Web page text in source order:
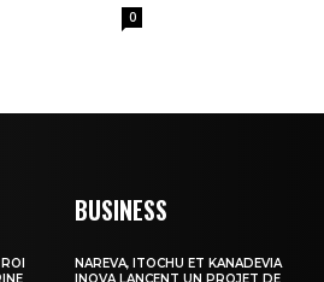
0
BUSINESS
NAREVA, ITOCHU ET KANADEVIA